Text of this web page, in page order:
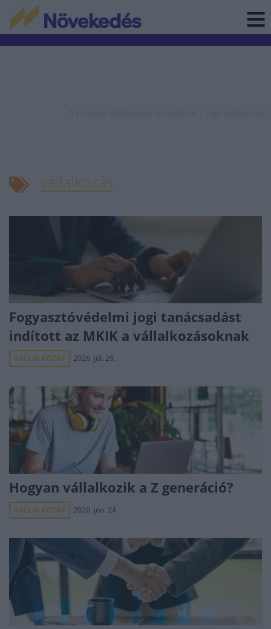
vállalkozás
Fogyasztóvédelmi jogi tanácsadást
indított az MKIK a vállalkozásoknak
VÁLLALKOZÁS 2026. júl. 29.
Hogyan vállalkozik a Z generáció?
VÁLLALKOZÁS 2026. jún. 24.